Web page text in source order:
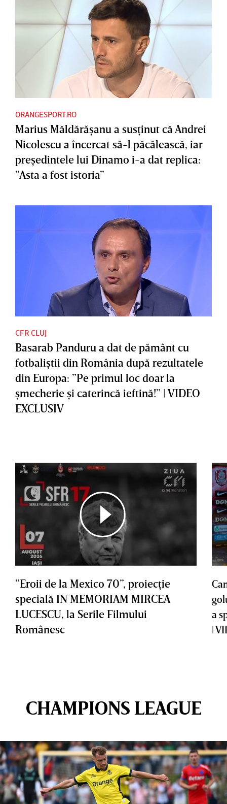
ORANGESPORT.RO
Marius Măldărăşanu a susţinut că Andrei
Nicolescu a încercat să-l păcălească, iar
preşedintele lui Dinamo i-a dat replica:
”Asta a fost istoria”
CFR CLUJ
Basarab Panduru a dat de pământ cu
fotbaliştii din România după rezultatele
din Europa: ”Pe primul loc doar la
şmecherie şi caterincă ieftină!” | VIDEO
EXCLUSIV
”Eroii de la Mexico 70”, proiecţie
specială IN MEMORIAM MIRCEA
LUCESCU, la Serile Filmului
Românesc
a
|
CHAMPIONS LEAGUE